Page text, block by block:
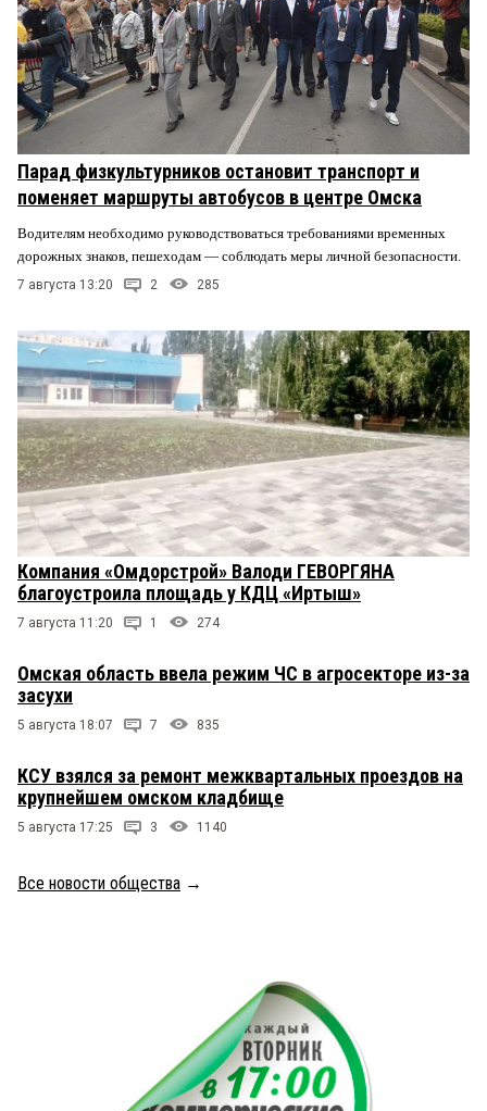
Парад физкультурников остановит транспорт и
поменяет маршруты автобусов в центре Омска
Водителям необходимо руководствоваться требованиями временных
дорожных знаков, пешеходам — соблюдать меры личной безопасности.
7 августа 13:20 2 285
Компания «Омдорстрой» Валоди ГЕВОРГЯНА
благоустроила площадь у КДЦ «Иртыш»
7 августа 11:20 1 274
Омская область ввела режим ЧС в агросекторе из-за
засухи
5 августа 18:07 7 835
КСУ взялся за ремонт межквартальных проездов на
крупнейшем омском кладбище
5 августа 17:25 3 1140
Все новости общества →